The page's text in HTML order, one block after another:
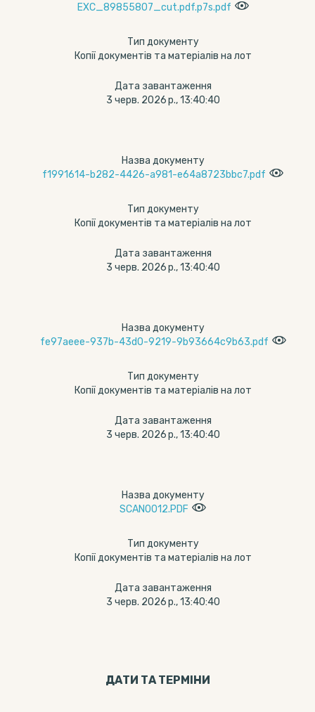
EXC_89855807_cut.pdf.p7s.pdf
Тип документу
Копії документів та матеріалів на лот
Дата завантаження
3 черв. 2026 р., 13:40:40
Назва документу
f1991614-b282-4426-a981-e64a8723bbc7.pdf
Тип документу
Копії документів та матеріалів на лот
Дата завантаження
3 черв. 2026 р., 13:40:40
Назва документу
fe97aeee-937b-43d0-9219-9b93664c9b63.pdf
Тип документу
Копії документів та матеріалів на лот
Дата завантаження
3 черв. 2026 р., 13:40:40
Назва документу
SCAN0012.PDF
Тип документу
Копії документів та матеріалів на лот
Дата завантаження
3 черв. 2026 р., 13:40:40
ДАТИ ТА ТЕРМIНИ